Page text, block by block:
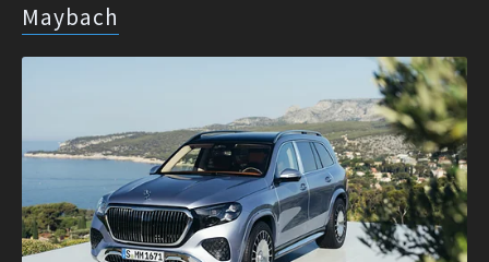
Maybach